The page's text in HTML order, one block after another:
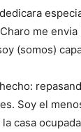
me
(somos)
Soy el
casa